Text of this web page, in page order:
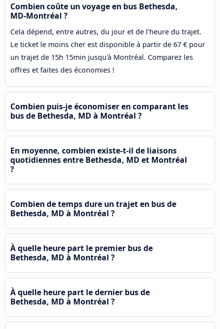
Combien coûte un voyage en bus Bethesda,
MD-Montréal ?
Cela dépend, entre autres, du jour et de l'heure du trajet.
Le ticket le moins cher est disponible à partir de 67 € pour
un trajet de 15h 15min jusqu'à Montréal. Comparez les
offres et faites des économies !
Combien puis-je économiser en comparant les
bus de Bethesda, MD à Montréal ?
En moyenne, combien existe-t-il de liaisons
quotidiennes entre Bethesda, MD et Montréal
?
Combien de temps dure un trajet en bus de
Bethesda, MD à Montréal ?
À quelle heure part le premier bus de
Bethesda, MD à Montréal ?
À quelle heure part le dernier bus de
Bethesda, MD à Montréal ?